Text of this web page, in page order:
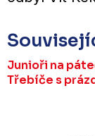
Junioři na
Třebíče s